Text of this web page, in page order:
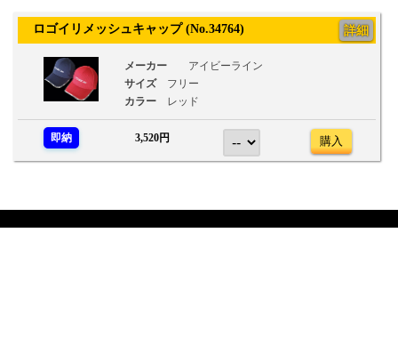
ロゴイリメッシュキャップ (No.34764) 詳細
メーカー
アイビーライン
サイズ
フリー
カラー
レッド
即納 3,520円 購入